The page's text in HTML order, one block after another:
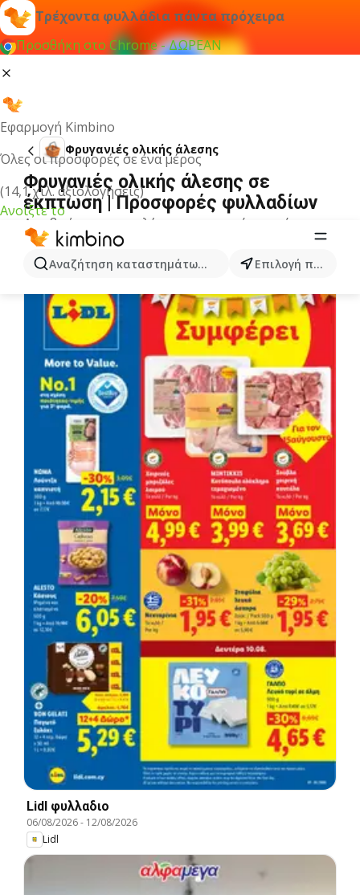
Τρέχοντα φυλλάδια πάντα πρόχειρα
Προσθήκη στο Chrome - ΔΩΡΕΑΝ
Εφαρμογή Kimbino
Όλες οι προσφορές σε ένα μέρος
(14,1 χιλ. αξιολογήσεις)
Ανοίξτε το
Αναζήτηση καταστημάτων, κατηγοριών, προϊόντων...
Επιλογή πόλης
Φρυγανιές ολικής άλεσης
Φρυγανιές ολικής άλεσης σε
έκπτωση | Προσφορές φυλλαδίων
Δεν βρήκαμε αποτελέσματα για αυτόν τον όρο.
Άλλα φυλλάδια από την κατηγορία
Lidl φυλλαδιο
06/08/2026- 12/08/2026
Lidl